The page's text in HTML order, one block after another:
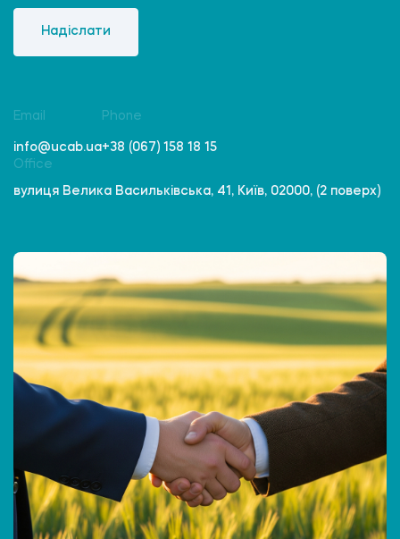
Надіслати
Email
info@ucab.ua
Phone
+38 (067) 158 18 15
Office
вулиця Велика Васильківська, 41, Київ, 02000, (2 поверх)